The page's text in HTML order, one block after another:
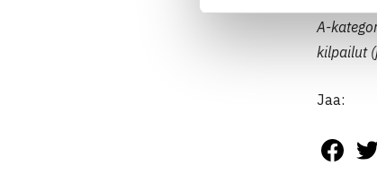
A-
kilpailut
Jaa: